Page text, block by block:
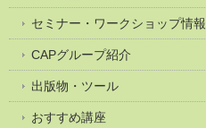
セミナー・ワークショップ情報
CAPグループ紹介
出版物・ツール
おすすめ講座